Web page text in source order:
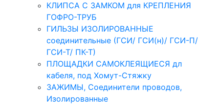
КЛИПСА С ЗАМКОМ для КРЕПЛЕНИЯ
ГОФРО-ТРУБ
ГИЛЬЗЫ ИЗОЛИРОВАННЫЕ
соединительные (ГСИ/ ГСИ(н)/ ГСИ-П/
ГСИ-Т/ ПК-Т)
ПЛОЩАДКИ САМОКЛЕЯЩИЕСЯ дл
кабеля, под Хомут-Стяжку
ЗАЖИМЫ, Соединители проводов,
Изолированные